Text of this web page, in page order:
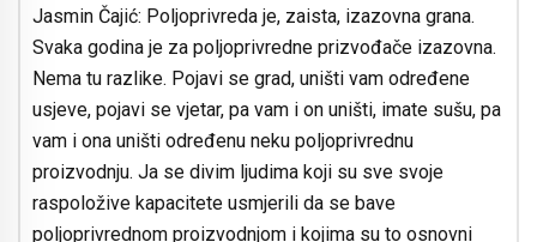
Jasmin Čajić: Poljoprivreda je, zaista, izazovna grana.
Svaka godina je za poljoprivredne prizvođače izazovna.
Nema tu razlike. Pojavi se grad, uništi vam određene
usjeve, pojavi se vjetar, pa vam i on uništi, imate sušu, pa
vam i ona uništi određenu neku poljoprivrednu
proizvodnju. Ja se divim ljudima koji su sve svoje
raspoložive kapacitete usmjerili da se bave
poljoprivrednom proizvodnjom i kojima su to osnovni